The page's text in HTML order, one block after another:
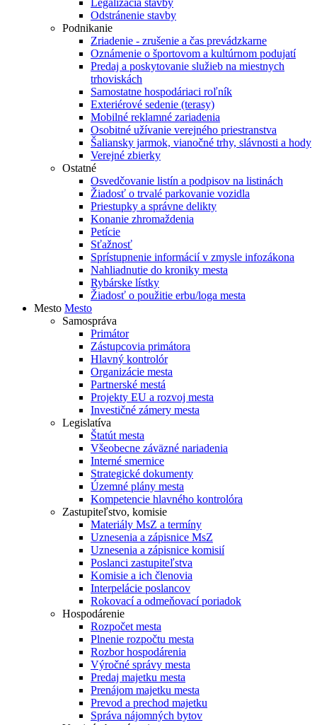
Legalizácia stavby
Odstránenie stavby
Podnikanie
Zriadenie - zrušenie a čas prevádzkarne
Oznámenie o športovom a kultúrnom podujatí
Predaj a poskytovanie služieb na miestnych
trhoviskách
Samostatne hospodáriaci roľník
Exteriérové sedenie (terasy)
Mobilné reklamné zariadenia
Osobitné užívanie verejného priestranstva
Šaliansky jarmok, vianočné trhy, slávnosti a hody
Verejné zbierky
Ostatné
Osvedčovanie listín a podpisov na listinách
Žiadosť o trvalé parkovanie vozidla
Priestupky a správne delikty
Konanie zhromaždenia
Petície
Sťažnosť
Sprístupnenie informácií v zmysle infozákona
Nahliadnutie do kroniky mesta
Rybárske lístky
Žiadosť o použitie erbu/loga mesta
Mesto Mesto
Samospráva
Primátor
Zástupcovia primátora
Hlavný kontrolór
Organizácie mesta
Partnerské mestá
Projekty EU a rozvoj mesta
Investičné zámery mesta
Legislatíva
Štatút mesta
Všeobecne záväzné nariadenia
Interné smernice
Strategické dokumenty
Územné plány mesta
Kompetencie hlavného kontrolóra
Zastupiteľstvo, komisie
Materiály MsZ a termíny
Uznesenia a zápisnice MsZ
Uznesenia a zápisnice komisií
Poslanci zastupiteľstva
Komisie a ich členovia
Interpelácie poslancov
Rokovací a odmeňovací poriadok
Hospodárenie
Rozpočet mesta
Plnenie rozpočtu mesta
Rozbor hospodárenia
Výročné správy mesta
Predaj majetku mesta
Prenájom majetku mesta
Prevod a prechod majetku
Správa nájomných bytov